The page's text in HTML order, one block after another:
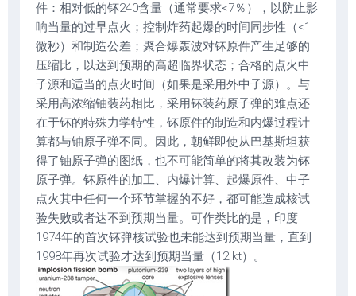
件：相对低的钚240含量（通常要求<7％），以防止影
响当量的过早点火；控制炸药起爆的时间同步性（<1
微秒）和制造公差；聚合爆轰波对钚原件产生足够的
压缩比，以达到预期的高超临界状态；合格的点火中
子源和适当的点火时间（如果是采用外中子源）。与
采用高浓缩铀装药相比，采用钚装药原子弹的难点还
在于钚的特殊力学特性，钚原件的制造和内爆过程计
算都与铀原子弹不同。因此，朝鲜即使从巴基斯坦获
得了铀原子弹的图纸，也不可能简单的将其改装为钚
原子弹。钚原件的加工、内爆计算、起爆原件、中子
点火其中任何一个环节掌握的不好，都可能造成核试
验失败或者达不到预期当量。可作类比的是，印度
1974年的首次钚弹核试验也未能达到预期当量，直到
1998年再次试验才达到预期当量（12 kt）。